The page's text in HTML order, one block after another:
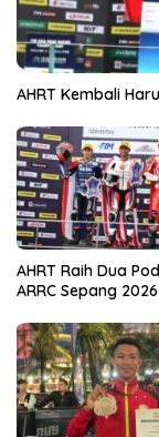
AHRT Kembali
AHRT Raih Dua
ARRC Sepang 2026